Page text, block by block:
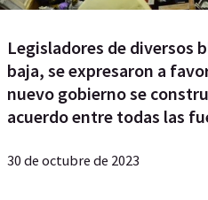
Legisladores de diversos
baja, se expresaron a
nuevo gobierno se
acuerdo entre todas las
30 de octubre de 2023